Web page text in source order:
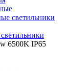
светильники
6500K IP65